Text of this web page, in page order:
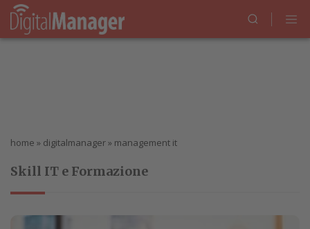
home » digitalmanager» management it
Skill IT e Formazione